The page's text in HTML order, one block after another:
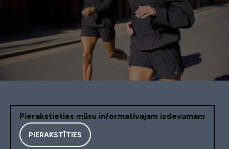
Pierakstieties mūsu informatīvajam izdevumam
PIERAKSTĪTIES